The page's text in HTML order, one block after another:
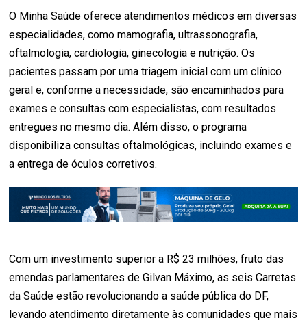
O Minha Saúde oferece atendimentos médicos em diversas
especialidades, como mamografia, ultrassonografia,
oftalmologia, cardiologia, ginecologia e nutrição. Os
pacientes passam por uma triagem inicial com um clínico
geral e, conforme a necessidade, são encaminhados para
exames e consultas com especialistas, com resultados
entregues no mesmo dia. Além disso, o programa
disponibiliza consultas oftalmológicas, incluindo exames e
a entrega de óculos corretivos.
Com um investimento superior a R$ 23 milhões, fruto das
emendas parlamentares de Gilvan Máximo, as seis Carretas
da Saúde estão revolucionando a saúde pública do DF,
levando atendimento diretamente às comunidades que mais